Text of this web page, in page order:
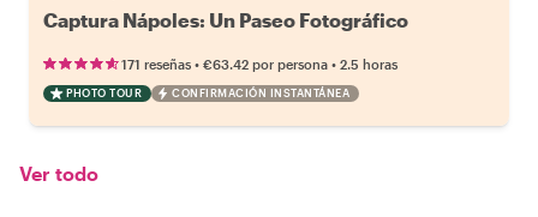
Captura Nápoles: Un Paseo Fotográfico
171 reseñas • €63.42 por persona • 2.5 horas
PHOTO TOUR CONFIRMACIÓN INSTANTÁNEA
Ver todo